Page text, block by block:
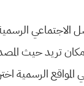
الاجتماعي
مكان تريد حيث
المواقع الرسمية